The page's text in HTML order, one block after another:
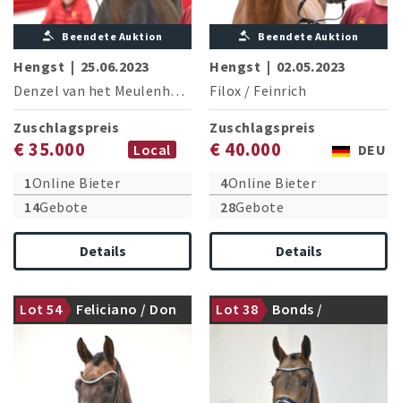
Beendete Auktion
Hengst | 25.06.2023
Denzel van het Meulenhof
Diamant De Semilly
Zuschlagspreis
€ 35.000
Local
1Online Bieter
14Gebote
Details
Beendete Auktion
Hengst | 02.05.2023
Filox / Feinrich
Zuschlagspreis
€ 40.000
DEU
4Online Bieter
28Gebote
Details
Lot 54
Feliciano / Don
Martillo
gekört Lot 38
Bonds /
Quaterback
gekört